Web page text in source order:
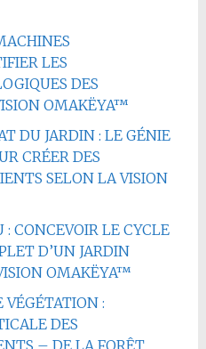
LES
DES
OMAKËYA™
DU JARDIN : LE GÉNIE
CRÉER DES
SELON LA VISION
: CONCEVOIR LE CYCLE
D’UN JARDIN
OMAKËYA™
VÉGÉTATION :
DES
– DE LA FORÊT